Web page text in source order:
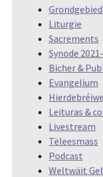
Liturgie
Sacrements
Synode
Bicher &
Evangelium
Leituras &
Livestream
Tëleesmass
Podcast
Weltwäit